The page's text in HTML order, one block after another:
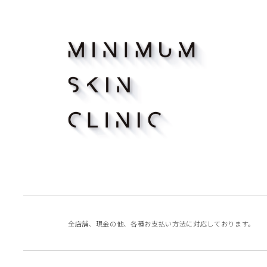
全店舗、現金の他、各種お支払い方法に対応しております。